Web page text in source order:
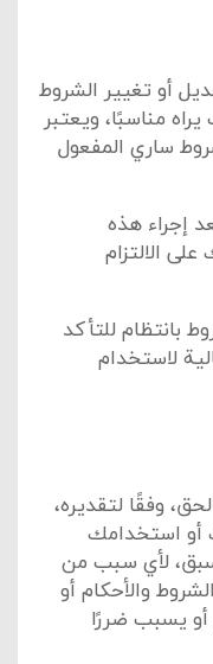
أو تغيير الشروط
مناسبًا، ويعتبر
ساري المفعول
إجراء هذه
الالتزام
بانتظام للتأكد
لاستخدام
وفقًا لتقديره،
أو استخدامك
لأي سبب من
والأحكام أو
أو يسبب ضررًا